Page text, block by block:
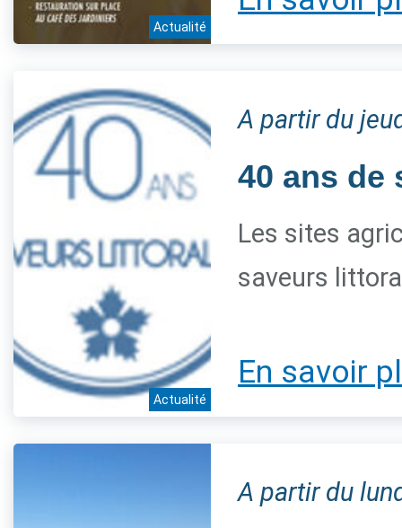
Actualité
Actualité
A partir du
40 ans de
Les sites
saveurs
En savoir
A partir du